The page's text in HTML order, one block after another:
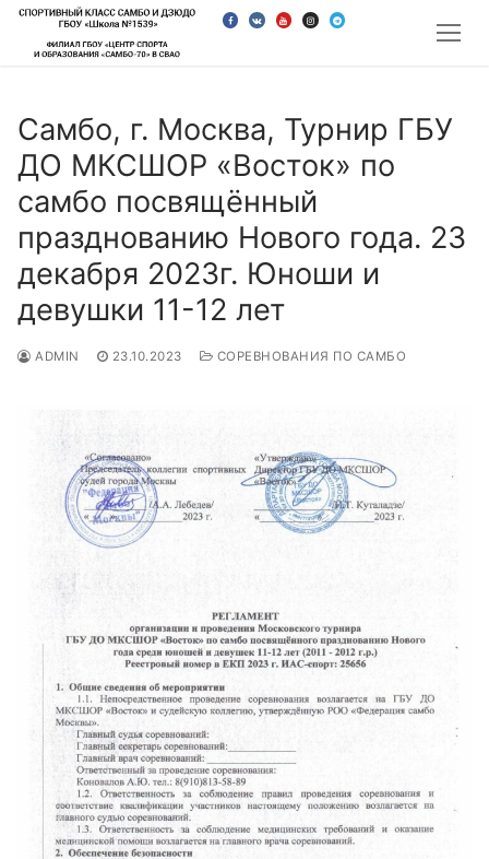
Перейти
Самбо, г. Москва, Турнир ГБУ
ДО МКСШОР «Восток» по
самбо посвящённый
празднованию Нового года. 23
декабря 2023г. Юноши и
девушки 11-12 лет
ADMIN 23.10.2023 СОРЕВНОВАНИЯ ПО САМБО